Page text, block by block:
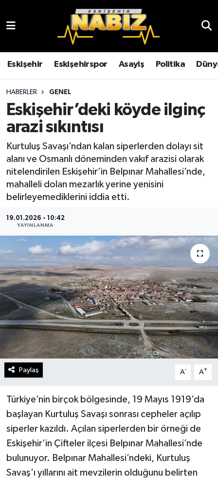
Eskişehir Eskişehirspor Asayiş Politika
HABERLER GENEL
Eskişehir’deki köyde ilginç
arazi sıkıntısı
Kurtuluş Savaşı’ndan kalan siperlerden dolayı sit
alanı ve Osmanlı döneminden vakıf arazisi olarak
nitelendirilen Eskişehir’in Belpınar Mahallesi’nde,
mahalleli dolan mezarlık yerine yenisini
belirleyemediklerini iddia etti.
19.01.2026 - 10:42
YAYINLANMA
Paylaş A- A+
Türkiye’nin birçok bölgesinde, 19 Mayıs 1919’da
başlayan Kurtuluş Savaşı sonrası cepheler açılıp
siperler kazıldı. Açılan siperlerden bir örneği de
Eskişehir’in Çifteler ilçesi Belpınar Mahallesi’nde
bulunuyor. Belpınar Mahallesi’ndeki, Kurtuluş
Savaş’ı yıllarını ait mevzilerin olduğunu belirten
Çevre
Eğitim
Eskişehir
Eskişehirspor
Gündem
Kültür Sanat
Magazin
Politika
Sağlık
Spor
Yaşam
Eskişehir Hava Durumu
Eskişehir Trafik Yoğunluk Haritası
Tüm Manşetler
Haber Arşivi